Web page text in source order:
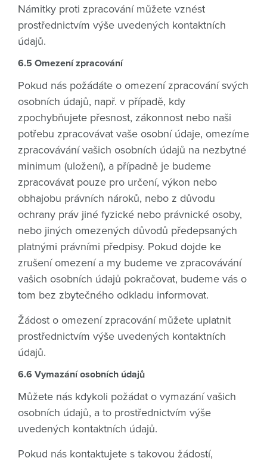
Námitky proti zpracování můžete vznést
prostřednictvím výše uvedených kontaktních
údajů.
6.5 Omezení zpracování
Pokud nás požádáte o omezení zpracování svých
osobních údajů, např. v případě, kdy
zpochybňujete přesnost, zákonnost nebo naši
potřebu zpracovávat vaše osobní údaje, omezíme
zpracovávání vašich osobních údajů na nezbytné
minimum (uložení), a případně je budeme
zpracovávat pouze pro určení, výkon nebo
obhajobu právních nároků, nebo z důvodu
ochrany práv jiné fyzické nebo právnické osoby,
nebo jiných omezených důvodů předepsaných
platnými právními předpisy. Pokud dojde ke
zrušení omezení a my budeme ve zpracovávání
vašich osobních údajů pokračovat, budeme vás o
tom bez zbytečného odkladu informovat.
Žádost o omezení zpracování můžete uplatnit
prostřednictvím výše uvedených kontaktních
údajů.
6.6 Vymazání osobních údajů
Můžete nás kdykoli požádat o vymazání vašich
osobních údajů, a to prostřednictvím výše
uvedených kontaktních údajů.
Pokud nás kontaktujete s takovou žádostí,